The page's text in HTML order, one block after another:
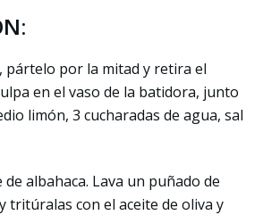
pártelo por la mitad y retira el
en el vaso de la batidora, junto
limón, 3 cucharadas de agua, sal
de albahaca. Lava un puñado de
tritúralas con el aceite de oliva y